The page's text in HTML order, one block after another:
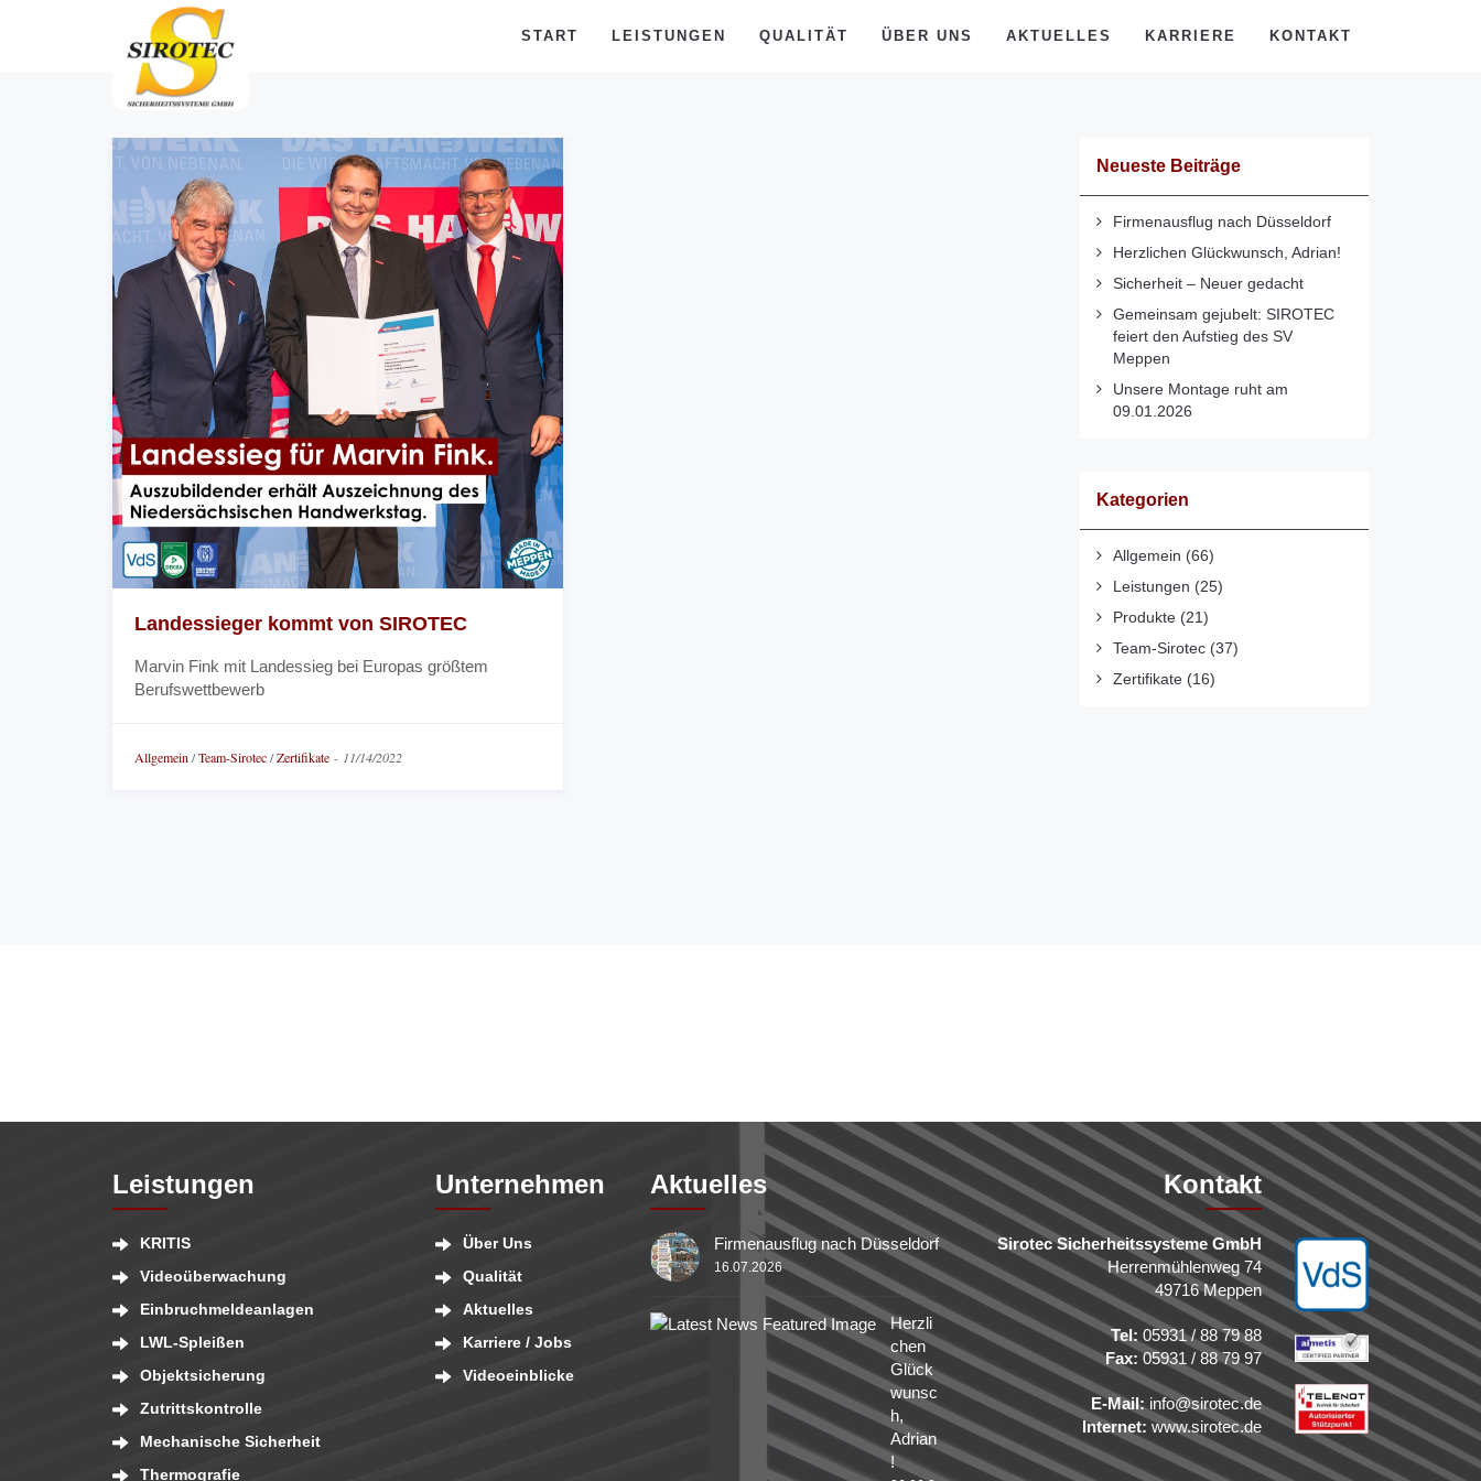
START LEISTUNGEN QUALITÄT ÜBER UNS AKTUELLES KARRIERE KONTAKT
Landessieger kommt von SIROTEC
Marvin Fink mit Landessieg bei Europas größtem
Berufswettbewerb
Allgemein /Team-Sirotec/Zertifikate - 11/14/2022
Neueste Beiträge
Firmenausflug nach Düsseldorf
Herzlichen Glückwunsch, Adrian!
Sicherheit – Neuer gedacht
Gemeinsam gejubelt: SIROTEC
feiert den Aufstieg des SV
Meppen
Unsere Montage ruht am
09.01.2026
Kategorien
Allgemein (66)
Leistungen (25)
Produkte(21)
Team-Sirotec(37)
Zertifikate(16)
Leistungen
KRITIS
Videoüberwachung
Einbruchmeldeanlagen
LWL-Spleißen
Objektsicherung
Zutrittskontrolle
Mechanische Sicherheit
Thermografie
Unternehmen
Über Uns
Qualität
Aktuelles
Karriere / Jobs
Videoeinblicke
Aktuelles
Firmenausflug nach Düsseldorf
16.07.2026
Herzli
chen
Glück
wunsc
h,
Adrian
!
Kontakt
Sirotec Sicherheitssysteme GmbH
Herrenmühlenweg 74
49716 Meppen
Tel: 05931 / 88 79 88
Fax:05931 / 88 79 97
E-Mail:info@sirotec.de
Internet: www.sirotec.de